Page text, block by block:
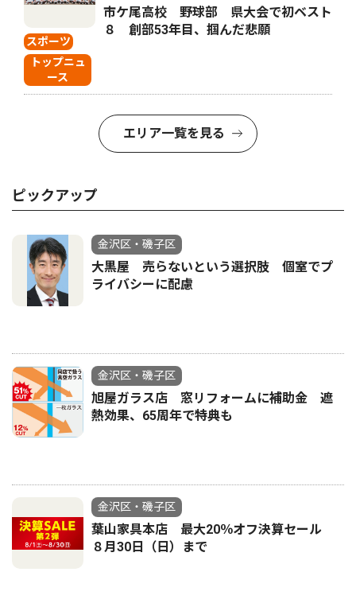
スポーツ
トップニュ
ース
市ケ尾高校 野球部 県大会で初ベスト
８ 創部53年目、掴んだ悲願
エリア一覧を見る
ピックアップ
金沢区・磯子区
大黒屋 売らないという選択肢 個室でプ
ライバシーに配慮
金沢区・磯子区
旭屋ガラス店 窓リフォームに補助金 遮
熱効果、65周年で特典も
金沢区・磯子区
葉山家具本店 最大20％オフ決算セール
８月30日（日）まで